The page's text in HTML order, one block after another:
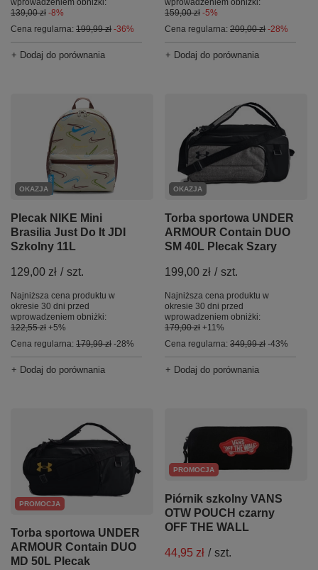
139,00 zł -8%
Cena regularna: 199,99 zł -36%
+ Dodaj do porównania
wprowadzeniem obniżki:
159,00 zł -5%
Cena regularna: 209,00 zł -28%
+ Dodaj do porównania
OKAZJA
Plecak NIKE Mini
Brasilia Just Do It JDI
Szkolny 11L
129,00 zł / szt.
Najniższa cena produktu w
okresie 30 dni przed
wprowadzeniem obniżki:
122,55 zł +5%
Cena regularna: 179,99 zł -28%
+ Dodaj do porównania
OKAZJA
Torba sportowa UNDER
ARMOUR Contain DUO
SM 40L Plecak Szary
199,00 zł / szt.
Najniższa cena produktu w
okresie 30 dni przed
wprowadzeniem obniżki:
179,00 zł +11%
Cena regularna: 349,99 zł -43%
+ Dodaj do porównania
PROMOCJA
Torba sportowa UNDER
ARMOUR Contain DUO
MD 50L Plecak
PROMOCJA
Piórnik szkolny VANS
OTW POUCH czarny
OFF THE WALL
44,95 zł / szt.